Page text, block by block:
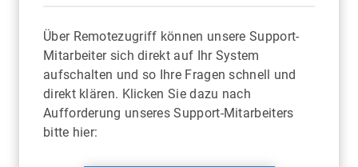
Über Remotezugriff können unsere Support-
Mitarbeiter sich direkt auf Ihr System
aufschalten und so Ihre Fragen schnell und
direkt klären. Klicken Sie dazu nach
Aufforderung unseres Support-Mitarbeiters
bitte hier: